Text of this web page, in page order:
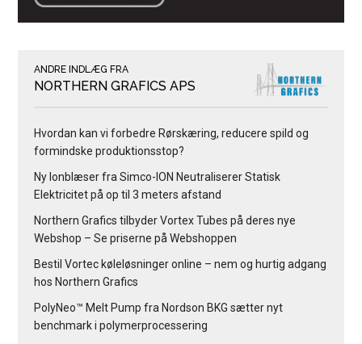
ANDRE INDLÆG FRA
NORTHERN GRAFICS APS
Hvordan kan vi forbedre Rørskæring, reducere spild og
formindske produktionsstop?
Ny Ionblæser fra Simco-ION Neutraliserer Statisk
Elektricitet på op til 3 meters afstand
Northern Grafics tilbyder Vortex Tubes på deres nye
Webshop – Se priserne på Webshoppen
Bestil Vortec køleløsninger online – nem og hurtig adgang
hos Northern Grafics
PolyNeo™ Melt Pump fra Nordson BKG sætter nyt
benchmark i polymerprocessering